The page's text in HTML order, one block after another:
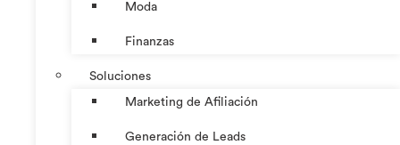
Moda
Finanzas
Soluciones
Marketing de Afiliación
Generación de Leads